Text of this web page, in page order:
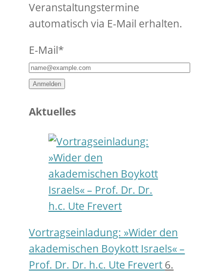
Veranstaltungstermine
automatisch via E-Mail erhalten.
E-Mail*
Anmelden
Aktuelles
Vortragseinladung: »Wider den
akademischen Boykott Israels« –
Prof. Dr. Dr. h.c. Ute Frevert 6.